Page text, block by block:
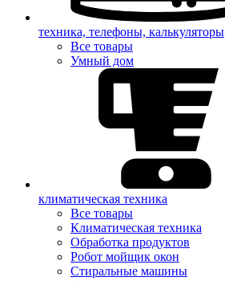
техника, телефоны, калькуляторы
Все товары
Умный дом
климатическая техника
Все товары
Климатическая техника
Обработка продуктов
Робот мойщик окон
Стиральные машины